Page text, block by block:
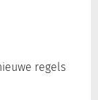
regels